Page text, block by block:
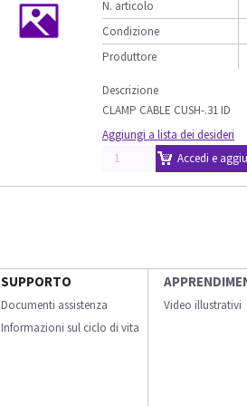
N. articolo
Condizione
Produttore
Descrizione
CLAMP CABLE CUSH-.31 ID
Aggiungi a lista dei desideri
Accedi e
SUPPORTO
Documenti assistenza
Informazioni sul ciclo di vita
Video illustrativi